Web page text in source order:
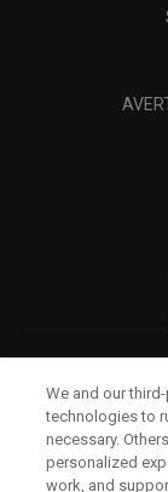
We and our
technologies to
necessary.
personalized
work, and